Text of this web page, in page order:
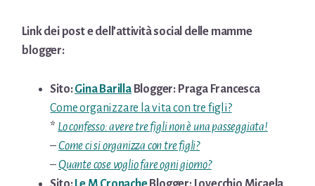
Link dei post e dell’attività social delle mamme
blogger:
Sito:Gina BarillaBlogger: Praga Francesca
Come organizzare la vita con tre figli?
* Lo confesso: avere tre figli non è una passeggiata!
–Come ci si organizza con tre figli?
–Quante cose voglio fare ogni giorno?